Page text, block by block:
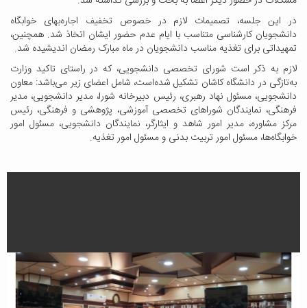
در این جلسه، تصمیمات لازم در خصوص تخفیف اجاره‌بهای خوابگاه
دانشجویان کارشناسی متناسب با ایام عدم حضور ایشان اتخاذ شد. همچنین،
تمهیداتی برای تغذیه مناسب دانشجویان در ماه مبارک رمضان اندیشیده شد.
لازم به ذکر است شورای تخصصی دانشجویی، که در راستای تاکید وزارت
به‌تازگی در دانشگاه کاشان تشکیل شده‌است، شامل اعضای زیر می‌باشد: معاون
دانشجویی، مسئول نهاد رهبری، رئیس دبیرخانه شورا، مدیر دانشجویی، مدیر
فرهنگی، نمایندگان شوراهای تخصصی آموزشی، پژوهشی و فرهنگی، رئیس
مرکز مشاوره، مدیر امور شاهد و ایثارگر، نمایندگان دانشجویی، مسئول امور
خوابگاه‌ها، مسئول امور تربیت بدنی و مسئول امور تغذیه.